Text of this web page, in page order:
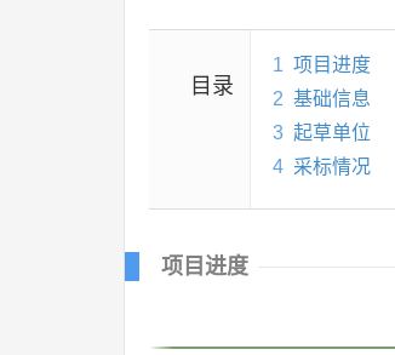
目录
1 项目进度
2 基础信息
3 起草单位
4 采标情况
项目进度